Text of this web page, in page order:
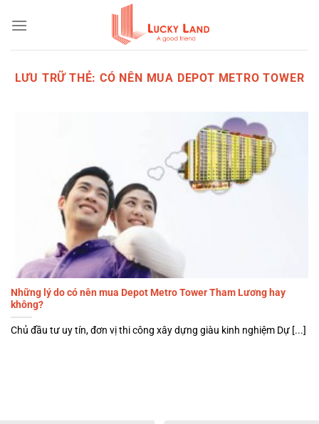
qua
LƯU TRỮ THẺ: CÓ NÊN MUA DEPOT METRO TOWER
Những lý do có nên mua Depot Metro Tower Tham Lương hay
không?
Chủ đầu tư uy tín, đơn vị thi công xây dựng giàu kinh nghiệm Dự [...]